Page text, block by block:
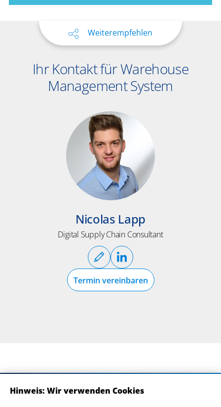
Weiterempfehlen
Ihr Kontakt für Warehouse
Management System
Nicolas Lapp
Digital Supply Chain Consultant
Termin vereinbaren
Hinweis: Wir verwenden Cookies